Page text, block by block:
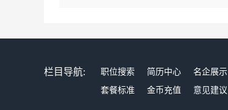
栏目导航: 职位搜索 简历中心 名企展示
套餐标准
金币充值 意见建议